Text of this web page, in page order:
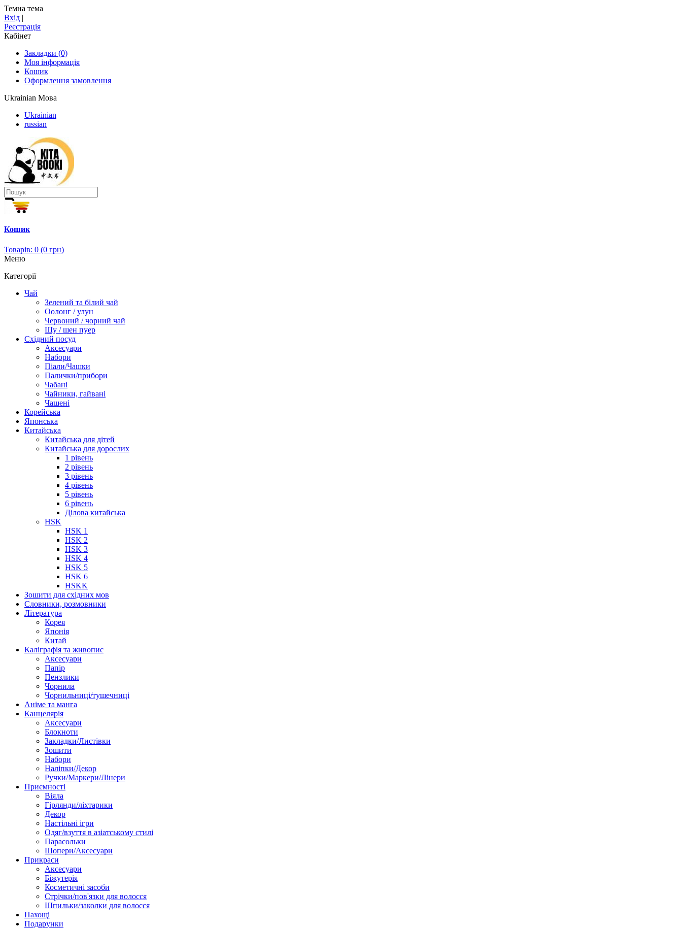
Темна тема
Вхід |
Реєстрація
Кабінет
Закладки (0)
Моя інформація
Кошик
Оформлення замовлення
Ukrainian Мова
Ukrainian
russian
Кошик
Товарів: 0 (0 грн)
Меню
Категорії
Чай
Зелений та білий чай
Оолонг / улун
Червоний / чорний чай
Шу / шен пуер
Східний посуд
Аксесуари
Набори
Піали/Чашки
Палички/прибори
Чабані
Чайники, гайвані
Чашені
Корейська
Японська
Китайська
Китайська для дітей
Китайська для дорослих
1 рівень
2 рівень
3 рівень
4 рівень
5 рівень
6 рівень
Ділова китайська
HSK
HSK 1
HSK 2
HSK 3
HSK 4
HSK 5
HSK 6
HSKK
Зошити для східних мов
Словники, розмовники
Література
Корея
Японія
Китай
Каліграфія та живопис
Аксесуари
Папір
Пензлики
Чорнила
Чорнильниці/тушечниці
Аніме та манга
Канцелярія
Аксесуари
Блокноти
Закладки/Листівки
Зошити
Набори
Наліпки/Декор
Ручки/Маркери/Лінери
Приємності
Віяла
Гірлянди/ліхтарики
Декор
Настільні ігри
Одяг/взуття в азіатському стилі
Парасольки
Шопери/Аксесуари
Прикраси
Аксесуари
Біжутерія
Косметичні засоби
Стрічки/пов'язки для волосся
Шпильки/заколки для волосся
Пахощі
Подарунки